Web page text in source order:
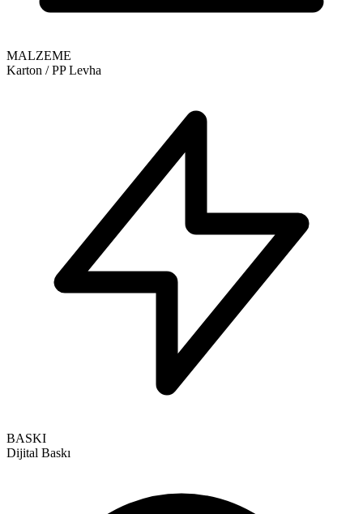
MALZEME
Karton / PP Levha
BASKI
Dijital Baskı